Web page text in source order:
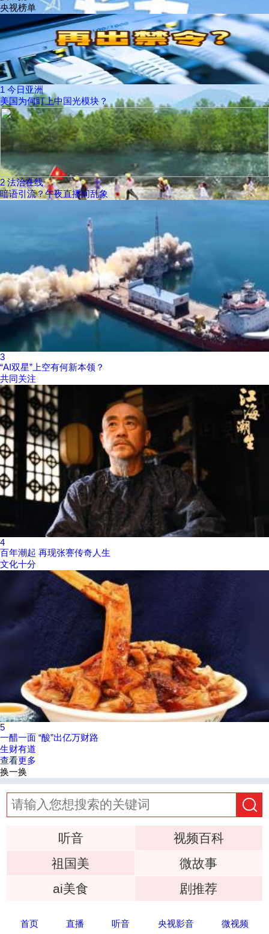
央视榜单
1 今日亚洲
美国为何盯上中国光模块？
2 法治在线
暗语引流？午夜直播间乱象
3
“AI双星”上空有何新本领？
共同关注
4
百年潮起 再现张謇传奇人生
文化十分
5
一醋一面 “酸”出亿万财路
生财有道
查看更多
换一换
听音
视频百科
祖国美
微故事
ai美食
剧推荐
首页 直播 听音 央视影音 微视频